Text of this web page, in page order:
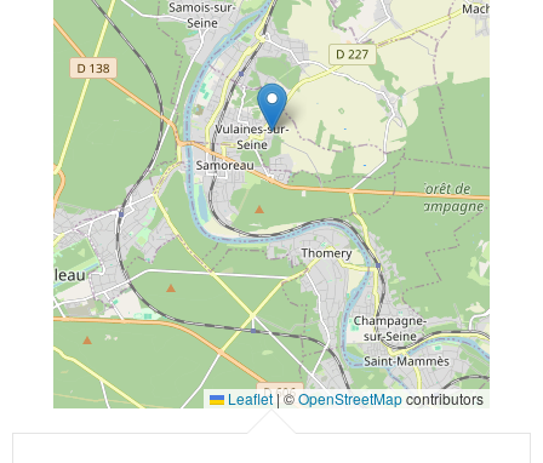
Leaflet|©OpenStreetMapcontributors